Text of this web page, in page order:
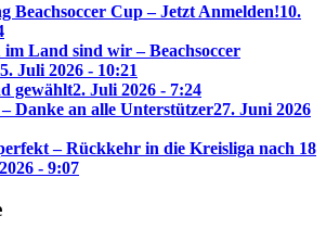
Beachsoccer Cup – Jetzt Anmelden!10.
Land sind wir – Beachsoccer
5. Juli 2026 - 10:21
gewählt2. Juli 2026 - 7:24
Danke an alle Unterstützer27. Juni 2026
– Rückkehr in die Kreisliga nach 18
- 9:07